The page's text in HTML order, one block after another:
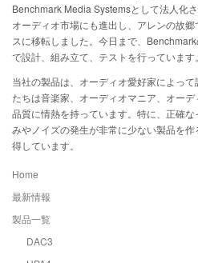
Benchmark Media Systemsとして法人化
オーディオ市場にも進出し、アレンの故
スに移転しました。今日まで、
で設計、組み立て、テストを行っています。
当社の製品は、オーディオ愛好家によっ
たちは音楽家、オーディオマニア、オー
品質に情熱を持っています。特に、正確
みやノイズの発生が非常に少ない製品を
得しています。
Home
最新情報
製品一覧
DAC3